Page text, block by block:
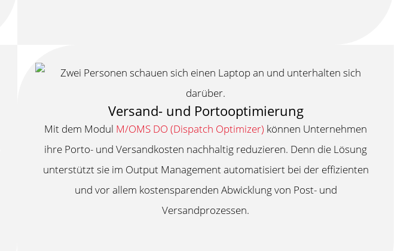
Versand- und Portooptimierung
Mit dem Modul M/OMS DO (Dispatch Optimizer) können Unternehmen
ihre Porto- und Versandkosten nachhaltig reduzieren. Denn die Lösung
unterstützt sie im Output Management automatisiert bei der effizienten
und vor allem kostensparenden Abwicklung von Post- und
Versandprozessen.